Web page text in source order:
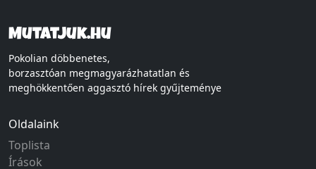
Mutatjuk.hu
Pokolian döbbenetes,
borzasztóan megmagyarázhatatlan és
meghökkentően aggasztó hírek gyűjteménye
Oldalaink
Toplista
Írások